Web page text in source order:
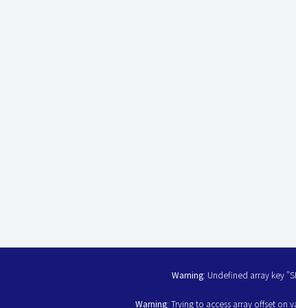
Warning: Undefined array key
Warning: Trying to access array offset on